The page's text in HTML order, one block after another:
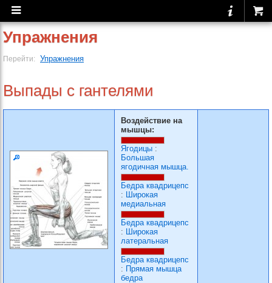
Упражнения
Перейти: Упражнения
Выпады с гантелями
Воздействие на
мышцы:
Ягодицы :
Большая
ягодичная мышца.
Бедра квадрицепс
: Широкая
медиальная
Бедра квадрицепс
: Широкая
латеральная
Бедра квадрицепс
: Прямая мышца
бедра